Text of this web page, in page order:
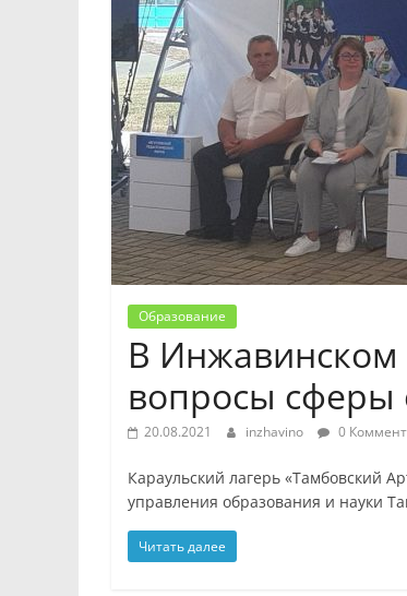
Образование
В Инжавинском
вопросы сферы
20.08.2021 inzhavino 0
Караульский лагерь «Тамбовский
управления образования и науки
Читать далее